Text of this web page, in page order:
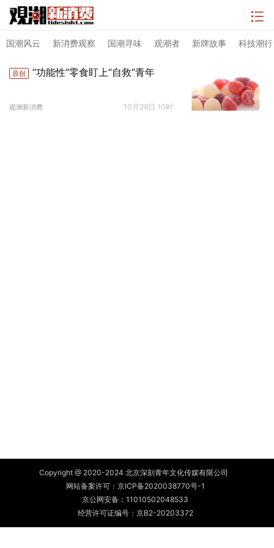
国潮风云 新消费观察 国潮寻味 观潮者 新牌故事 科技潮行
原创 “功能性”零食盯上“自救”青年
观潮新消费 10月29日 10时
Copyright @ 2020-2024 北京深刻青年文化传媒有限公司
网站备案许可： 京ICP备2020038770号-1
京公网安备： 11010502048533
经营许可证编号：京B2-20203372